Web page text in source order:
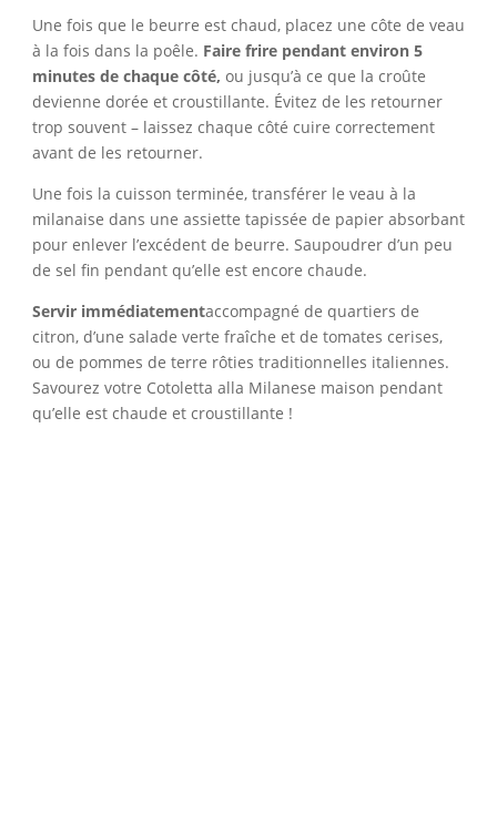
Une fois que le beurre est chaud, placez une côte de veau
à la fois dans la poêle. Faire frire pendant environ 5
minutes de chaque côté, ou jusqu’à ce que la croûte
devienne dorée et croustillante. Évitez de les retourner
trop souvent – laissez chaque côté cuire correctement
avant de les retourner.
Une fois la cuisson terminée, transférer le veau à la
milanaise dans une assiette tapissée de papier absorbant
pour enlever l’excédent de beurre. Saupoudrer d’un peu
de sel fin pendant qu’elle est encore chaude.
Servir immédiatementaccompagné de quartiers de
citron, d’une salade verte fraîche et de tomates cerises,
ou de pommes de terre rôties traditionnelles italiennes.
Savourez votre Cotoletta alla Milanese maison pendant
qu’elle est chaude et croustillante !